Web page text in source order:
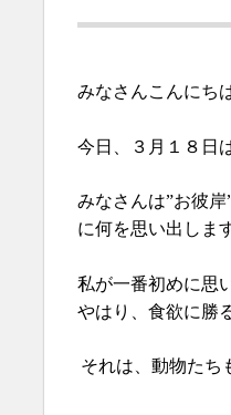
みなさんこんにち
今日、３月１８日
みなさんは”お彼
に何を思い出しま
私が一番初めに思
やはり、食欲に勝
それは、動物たち